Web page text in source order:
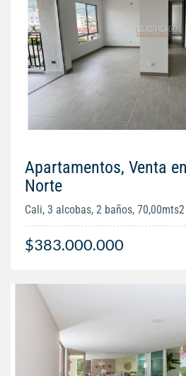
Apartamentos, Venta
Norte
Cali, 3 alcobas, 2 baños, 70,00mts2
$383.000.000